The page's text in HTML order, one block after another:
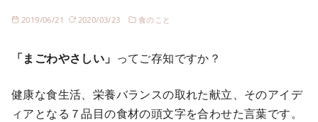
2019/06/21 2020/03/23 食のこと
「まごわやさしい」 ってご存知ですか？
健康な食生活、栄養バランスの取れた献立、そのアイデ
ィアとなる７品目の食材の頭文字を合わせた言葉です。